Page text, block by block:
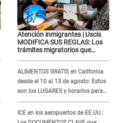
Atención inmigrantes | Uscis
MODIFICA SUS REGLAS: Los
trámites migratorios que
ALIMENTOS GRATIS en California
desde el 10 al 13 de agosto: Estos
son los LUGARES y horarios para
recibir la ayuda
ICE en los aeropuertos de EE.UU.: